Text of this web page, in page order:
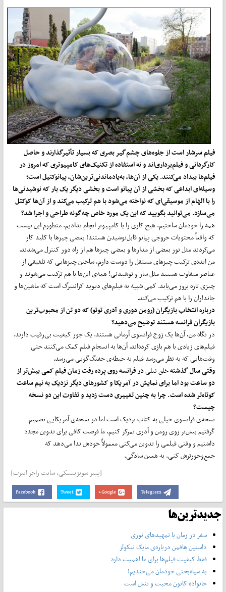
فیلم سرشار است از جلوه‌های چشم‌گیر بصری که بسیار تأثیرگذارند و حاصل
کارگردانی و فیلم‌برداری‌اند و نه استفاده از تکنیک‌های کامپیوتری که امروز در
فیلم‌ها بیداد می‌کنند. یکی از آن‌ها، به‌یادماندنی‌ترین‌شان، پیانوکتیل است؛
وسیله‌ای ابداعی که بخشی از آن پیانو است و بخشی دیگر یک بار که نوشیدنی‌ها
را با الهام از موسیقی‌ای که نواخته می‌شود با هم ترکیب می‌کند و از آن‌ها کوکتل
می‌سازد. می‌توانید بگویید که این یک مورد خاص چه‌گونه طراحی و اجرا شد؟
همه را خودمان ساختیم. هیچ‌ کاری را با کامپیوتر انجام ندادیم. منظورم این نیست
که واقعاً محتویات خروجی پیانو قابل‌نوشیدن هستند! بعضی چیزها با کلید کار
می‌کردند مثل نور بعضی از مدارها و بعضی چیزها هم از راه دور کنترل می‌شدند.
من ایده‌ی ترکیب چیزهای مستقل را دوست دارم، ساختن چیزهایی که تلفیقی از
عناصر متفاوت هستند مثل ساز و نوشیدنی! همه‌ی این‌ها با هم ترکیب می‌شوند و
چیزی تازه بروز می‌یابد. کمی شبیه به فیلم‌های دیوید کراننبرگ است که ماشین‌ها و
جانداران را با هم ترکیب می‌کند.
درباره انتخاب بازیگران (رومن دوری و آدری توتو) که دو تن از محبوب‌ترین
بازیگران فرانسه هستند توضیح می‌دهید؟
در نگاه من، آن‌ها یک زوج فرانسوی آرمانی هستند. یک جور کیفیت بی‌رقیب دارند.
فیلم‌های زیادی با هم بازی کرده‌اند. آن‌ها به انسجام فیلم کمک می‌کنند حتی
وقت‌هایی که به نظر می‌رسد فیلم به حیطه‌ی جفنگ‌گویی می‌رسد.
وقتی سال گذشتهخلق نیلیدر فرانسه روی پرده رفت زمان فیلم کمی بیش‌تر از
دو ساعت بود اما برای نمایش در آمریکا و کشورهای دیگر نزدیک به نیم ساعت
کوتاه‌تر شده است. چرا به چنین تغییری دست زدید و تفاوت این دو نسخه
چیست؟
نسخه‌ی فرانسوی خیلی به کتاب نزدیک است اما در نسخه‌ی آمریکایی تصمیم
گرفتیم بیش‌تر روی رومن و آدری تمرکز کنیم. ما فرصت کافی برای تدوین مجدد
داشتیم و وقتی فیلمی را تدوین می‌کنی معمولاً خودش ندا می‌دهد که
جمع‌وجورترش کنی. به همین سادگی.
[پیتر سوبژینسکی، سایت راجر ایبرت]
Facebook Tweet Google+ Telegram
جدیدترین‌ها
سفر در زمان با تمهیدهای نوری
داستین هافمن درباره‌ی مایک نیکولز
فقط کیفیت فیلم‌ها برای ما اهمیت دارد
به سیاه‌بختی خودمان می‌خندیم!
خانواده کانون محبت و تنش است